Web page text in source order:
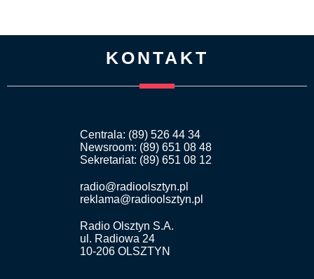
KONTAKT
Centrala: (89) 526 44 34
Newsroom: (89) 651 08 48
Sekretariat: (89) 651 08 12
radio@radioolsztyn.pl
reklama@radioolsztyn.pl
Radio Olsztyn S.A.
ul. Radiowa 24
10-206 OLSZTYN